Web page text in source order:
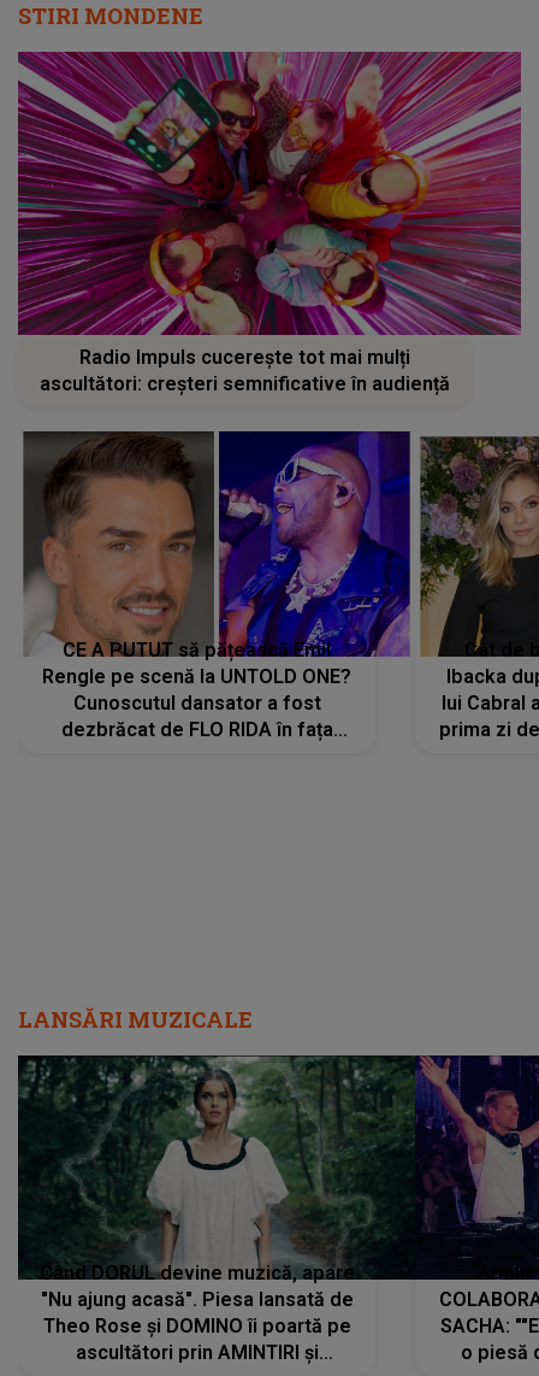
STIRI MONDENE
Radio Impuls cucerește tot mai mulți
ascultători: creșteri semnificative în audiență
CE A PUTUT să pățească Emil
Rengle pe scenă la UNTOLD ONE?
Cunoscutul dansator a fost
dezbrăcat de FLO RIDA în fața
Cât de
Ibacka
lui Cabral
prima zi
LANSĂRI MUZICALE
Când DORUL devine muzică, apare
"Nu ajung acasă". Piesa lansată de
Theo Rose și DOMINO îi poartă pe
ascultători prin AMINTIRI și
SACHA:
o piesă